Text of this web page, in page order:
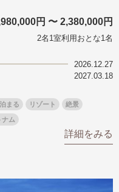
円 〜 2,380,000円
2名1室利用おとな1名
2026.12.27
2027.03.18
まる リゾート 絶景
ナム
詳細をみる